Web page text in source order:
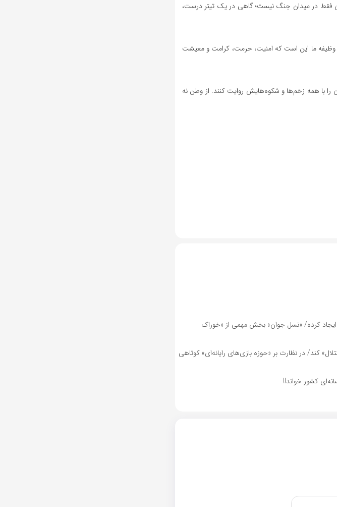
فقط در میدان جنگ نیست؛ گاهی در یک تیتر درست،
وظیفه ما این است که امنیت، حرمت، کرامت و معیشت
را با همه زخم‌ها و شکوه‌هایش روایت کنند. از وطن نه
کرده/ «نسل جوان» بخش مهمی از «خوراک
کند/ در نظارت بر «حوزه بازی‌های رایانه‌ای» کوتاهی
کشور خواند!!